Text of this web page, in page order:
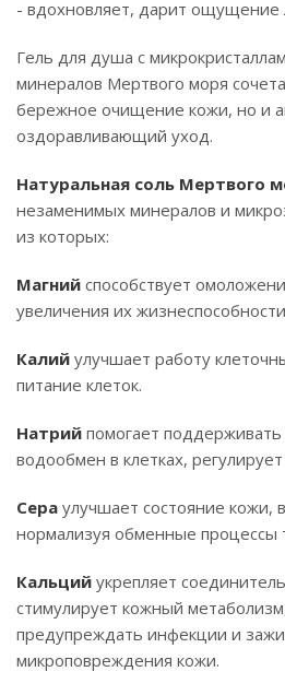
- вдохновляет, дарит ощущение
Гель для душа с
минералов Мертвого моря
бережное очищение кожи, но и
оздоравливающий уход.
Натуральная соль Мертвого
незаменимых минералов и
из которых:
Магний способствует
увеличения их
Калий улучшает работу
питание клеток.
Натрий помогает
водообмен в клетках, регулирует
Сера улучшает состояние кожи,
нормализуя обменные процессы
Кальций укрепляет
стимулирует кожный
предупреждать инфекции и
микроповреждения кожи.